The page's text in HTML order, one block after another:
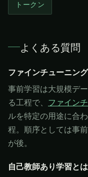
トークン
よくある質問
ファインチューニン
事前学習は大規模デ
る工程で、 ファイン
ルを特定の用途に合
程。順序としては事前
が後。
自己教師あり学習と